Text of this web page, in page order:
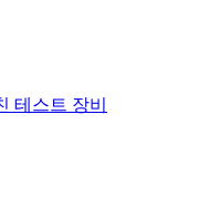
테스트 장비